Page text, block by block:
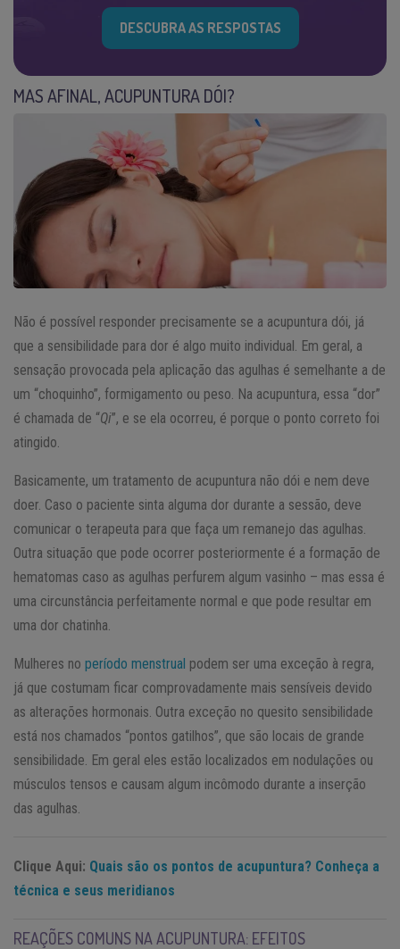
DESCUBRA AS RESPOSTAS
MAS AFINAL, ACUPUNTURA DÓI?
Não é possível responder precisamente se a acupuntura dói, já
que a sensibilidade para dor é algo muito individual. Em geral, a
sensação provocada pela aplicação das agulhas é semelhante a de
um “choquinho”, formigamento ou peso. Na acupuntura, essa “dor”
é chamada de “Qi”, e se ela ocorreu, é porque o ponto correto foi
atingido.
Basicamente, um tratamento de acupuntura não dói e nem deve
doer. Caso o paciente sinta alguma dor durante a sessão, deve
comunicar o terapeuta para que faça um remanejo das agulhas.
Outra situação que pode ocorrer posteriormente é a formação de
hematomas caso as agulhas perfurem algum vasinho – mas essa é
uma circunstância perfeitamente normal e que pode resultar em
uma dor chatinha.
Mulheres no período menstrual podem ser uma exceção à regra,
já que costumam ficar comprovadamente mais sensíveis devido
as alterações hormonais. Outra exceção no quesito sensibilidade
está nos chamados “pontos gatilhos”, que são locais de grande
sensibilidade. Em geral eles estão localizados em nodulações ou
músculos tensos e causam algum incômodo durante a inserção
das agulhas.
Clique Aqui: Quais são os pontos de acupuntura? Conheça a
técnica e seus meridianos
REAÇÕES COMUNS NA ACUPUNTURA: EFEITOS